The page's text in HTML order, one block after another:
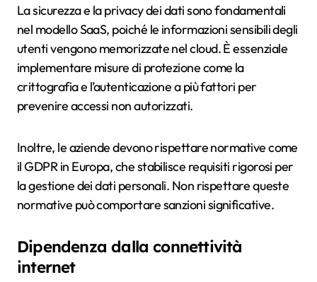
La sicurezza e la privacy dei dati sono fondamentali
nel modello SaaS, poiché le informazioni sensibili degli
utenti vengono memorizzate nel cloud. È essenziale
implementare misure di protezione come la
crittografia e l’autenticazione a più fattori per
prevenire accessi non autorizzati.
Inoltre, le aziende devono rispettare normative come
il GDPR in Europa, che stabilisce requisiti rigorosi per
la gestione dei dati personali. Non rispettare queste
normative può comportare sanzioni significative.
Dipendenza dalla connettività
internet